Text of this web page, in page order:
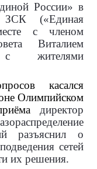
России» в
ЗСК («Единая
счленом
Виталием
с жителями
касался
Олимпийском
директор
разъяснил о
сетей
их решения.